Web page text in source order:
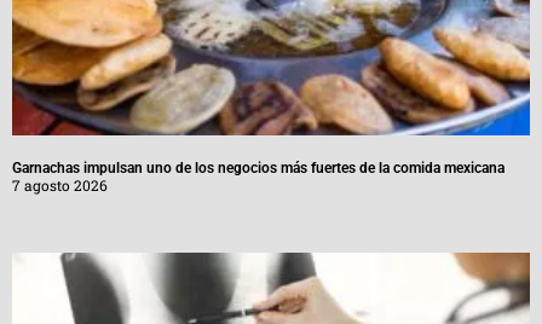
Garnachas impulsan uno de los negocios más fuertes de la comida mexicana
7 agosto 2026